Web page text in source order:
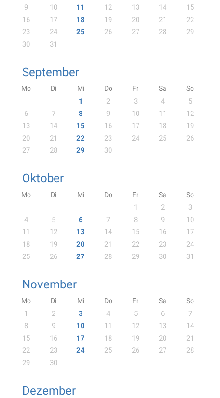
9
10 11 12 13 14
15
16
17 18 19 20 21
22
23
24 25 26 27 28
29
30
31
September
Mo Di Mi Do Fr Sa So
1 2 3 4
5
6
7 8 9 10 11
12
13
14 15 16 17 18
19
20
21 22 23 24 25
26
27
28 29 30
Oktober
Mo Di Mi Do Fr Sa So
1 2
3
4
5 6 7 8 9
10
11
12 13 14 15 16
17
18
19 20 21 22 23
24
25
26 27 28 29 30 31
November
Mo Di Mi Do Fr Sa So
1 2 3 4 5 6
7
8
9 10 11 12 13
14
15
16 17 18 19 20
21
22
23 24 25 26 27
28
29
30
Dezember